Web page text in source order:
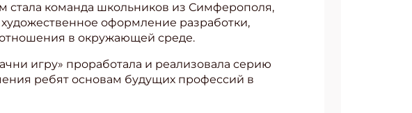
стала команда школьников из Симферополя,
оформление разработки,
в окружающей среде.
игру» проработала и реализовала серию
ребят основам будущих профессий в